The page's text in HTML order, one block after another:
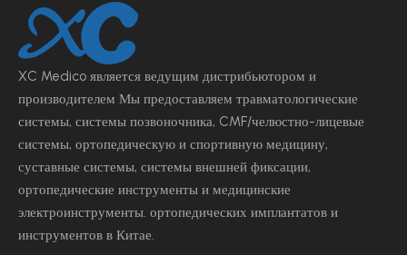
XC Medico является ведущим дистрибьютором и
производителем Мы предоставляем травматологические
системы, системы позвоночника, CMF/челюстно-лицевые
системы, ортопедическую и спортивную медицину,
суставные системы, системы внешней фиксации,
ортопедические инструменты и медицинские
электроинструменты. ортопедических имплантатов и
инструментов в Китае.